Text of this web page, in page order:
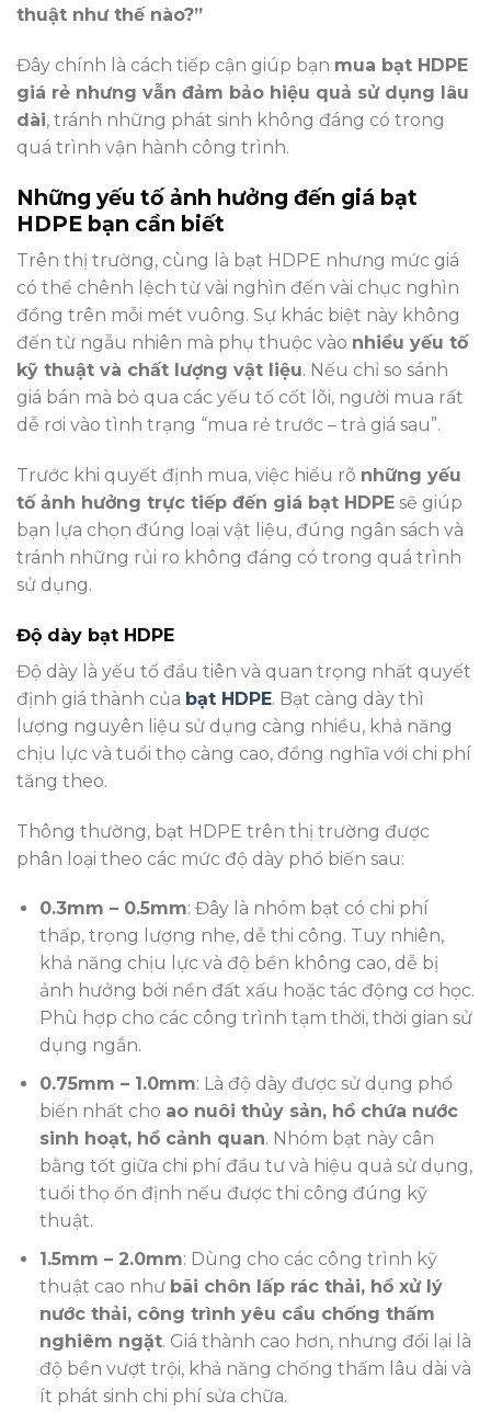
thuật như thế nào?”
Đây chính là cách tiếp cận giúp bạn mua bạt HDPE
giá rẻ nhưng vẫn đảm bảo hiệu quả sử dụng lâu
dài, tránh những phát sinh không đáng có trong
quá trình vận hành công trình.
Những yếu tố ảnh hưởng đến giá bạt
HDPE bạn cần biết
Trên thị trường, cùng là bạt HDPE nhưng mức giá
có thể chênh lệch từ vài nghìn đến vài chục nghìn
đồng trên mỗi mét vuông. Sự khác biệt này không
đến từ ngẫu nhiên mà phụ thuộc vào nhiều yếu tố
kỹ thuật và chất lượng vật liệu. Nếu chỉ so sánh
giá bán mà bỏ qua các yếu tố cốt lõi, người mua rất
dễ rơi vào tình trạng “mua rẻ trước – trả giá sau”.
Trước khi quyết định mua, việc hiểu rõ những yếu
tố ảnh hưởng trực tiếp đến giá bạt HDPE sẽ giúp
bạn lựa chọn đúng loại vật liệu, đúng ngân sách và
tránh những rủi ro không đáng có trong quá trình
sử dụng.
Độ dày bạt HDPE
Độ dày là yếu tố đầu tiên và quan trọng nhất quyết
định giá thành của bạt HDPE. Bạt càng dày thì
lượng nguyên liệu sử dụng càng nhiều, khả năng
chịu lực và tuổi thọ càng cao, đồng nghĩa với chi phí
tăng theo.
Thông thường, bạt HDPE trên thị trường được
phân loại theo các mức độ dày phổ biến sau:
0.3mm – 0.5mm: Đây là nhóm bạt có chi phí
thấp, trọng lượng nhẹ, dễ thi công. Tuy nhiên,
khả năng chịu lực và độ bền không cao, dễ bị
ảnh hưởng bởi nền đất xấu hoặc tác động cơ học.
Phù hợp cho các công trình tạm thời, thời gian sử
dụng ngắn.
0.75mm – 1.0mm: Là độ dày được sử dụng phổ
biến nhất cho ao nuôi thủy sản, hồ chứa nước
sinh hoạt, hồ cảnh quan. Nhóm bạt này cân
bằng tốt giữa chi phí đầu tư và hiệu quả sử dụng,
tuổi thọ ổn định nếu được thi công đúng kỹ
thuật.
1.5mm – 2.0mm: Dùng cho các công trình kỹ
thuật cao như bãi chôn lấp rác thải, hồ xử lý
nước thải, công trình yêu cầu chống thấm
nghiêm ngặt. Giá thành cao hơn, nhưng đổi lại là
độ bền vượt trội, khả năng chống thấm lâu dài và
ít phát sinh chi phí sửa chữa.